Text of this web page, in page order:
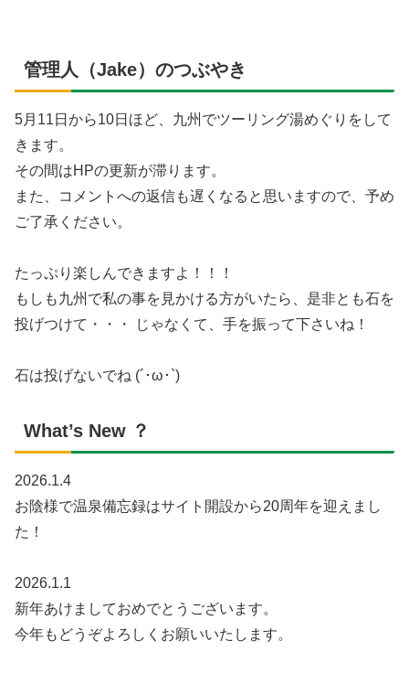
管理人（Jake）のつぶやき
5月11日から10日ほど、九州でツーリング湯めぐりをして
きます。
その間はHPの更新が滞ります。
また、コメントへの返信も遅くなると思いますので、予め
ご了承ください。
たっぷり楽しんできますよ！！！
もしも九州で私の事を見かける方がいたら、是非とも石を
投げつけて・・・ じゃなくて、手を振って下さいね！
石は投げないでね (´･ω･`)
What’s New ？
2026.1.4
お陰様で温泉備忘録はサイト開設から20周年を迎えまし
た！
2026.1.1
新年あけましておめでとうございます。
今年もどうぞよろしくお願いいたします。